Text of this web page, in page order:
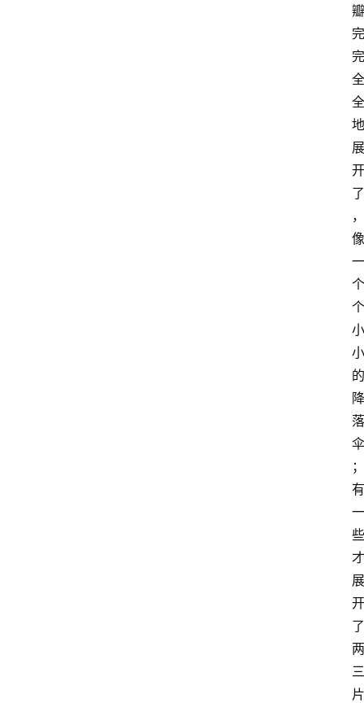
瓣
完
完
全
全
地
展
开
了
，
像
一
个
个
小
小
的
降
落
伞
；
有
一
些
才
展
开
了
两
三
片